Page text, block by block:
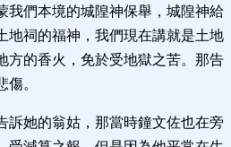
我們本境的城隍神保舉，城隍神給
地祠的福神，我們現在講就是土地
方的香火，免於受地獄之苦。那告
。
訴她的翁姑，那當時鐘文佐也在旁